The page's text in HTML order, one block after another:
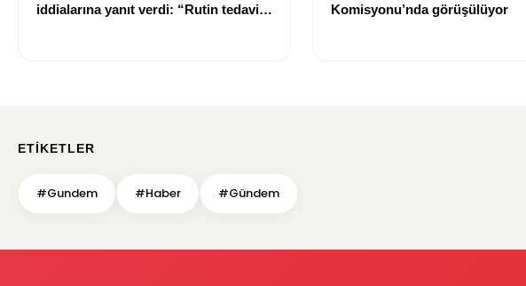
iddialarına yanıt verdi: “Rutin tedavim
Komisyonu’nda görüşülüyor
ETIKETLER
#Gundem #Haber #Gündem